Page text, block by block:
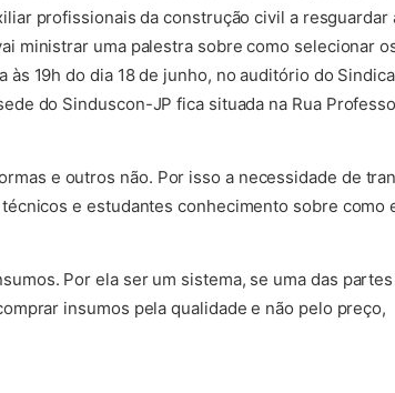
profissionais da construção civil a resguardar
ministrar uma palestra sobre como selecionar
19h do dia 18 de junho, no auditório do
do Sinduscon-JP fica situada na Rua
e outros não. Por isso a necessidade de
e estudantes conhecimento sobre como
Por ela ser um sistema, se uma das
insumos pela qualidade e não pelo preço,